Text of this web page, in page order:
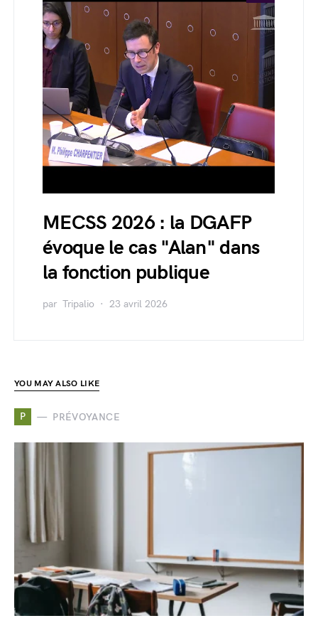
MECSS 2026 : la DGAFP
évoque le cas "Alan" dans
la fonction publique
par Tripalio 23 avril 2026
YOU MAY ALSO LIKE
P PRÉVOYANCE